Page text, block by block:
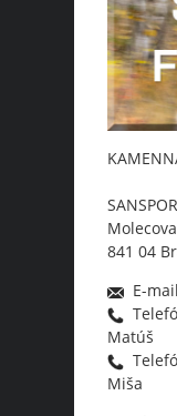
841 04
E-
Matúš
Miša